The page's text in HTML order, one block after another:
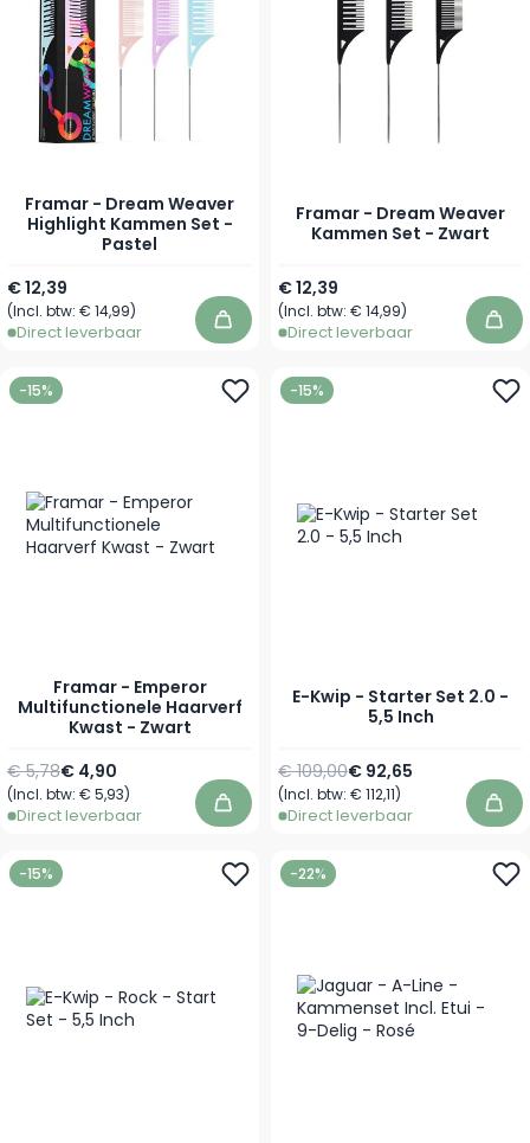
Framar - Dream Weaver
Highlight Kammen Set -
Pastel
€ 12,39
(Incl. btw: € 14,99)
Direct leverbaar In winkelwagen
Framar - Dream Weaver
Kammen Set - Zwart
€ 12,39
(Incl. btw: € 14,99)
Direct leverbaar In
-15%
Framar - Emperor
Multifunctionele Haarverf
Kwast - Zwart
Speciale prijs
€ 4,90
Normale prijs
€ 5,78
(Incl. btw: € 5,93)
Direct leverbaar In winkelwagen
-15%
E-Kwip - Starter Set 2.0 -
5,5 Inch
Speciale prijs
€ 92,65
Normale prijs
€ 109,00
(Incl. btw: € 112,11)
Direct leverbaar In
-15% -22%